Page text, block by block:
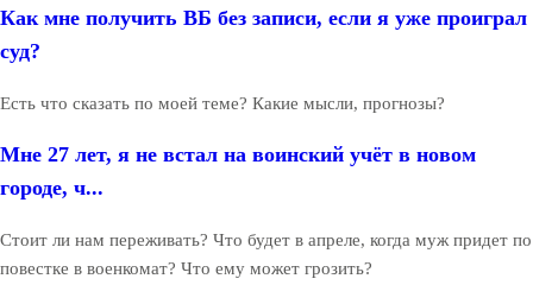
Как мне получить ВБ без записи, если я уже проиграл
суд?
Есть что сказать по моей теме? Какие мысли, прогнозы?
Мне 27 лет, я не встал на воинский учёт в новом
городе, ч...
Стоит ли нам переживать? Что будет в апреле, когда муж придет по
повестке в военкомат? Что ему может грозить?